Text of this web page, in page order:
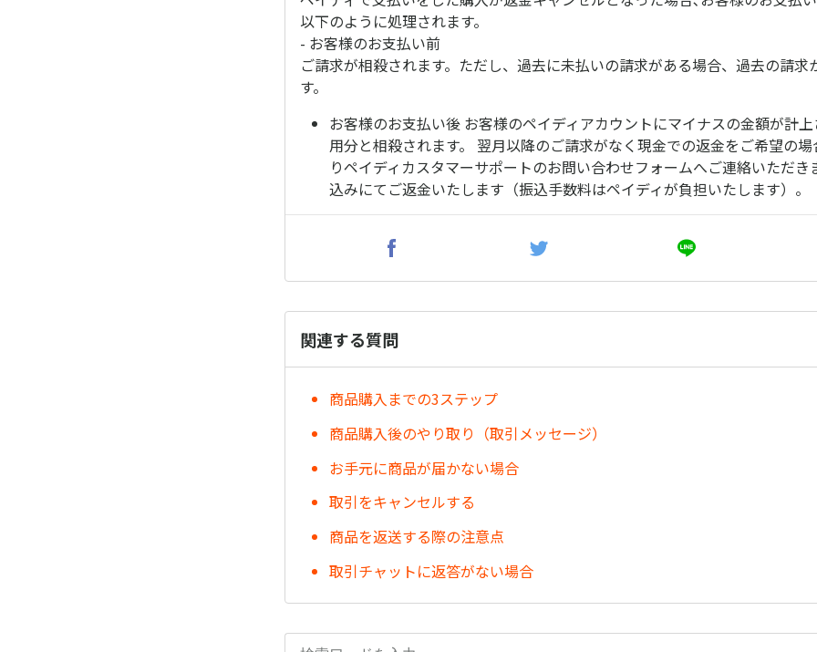
以下のように処理されます。
- お客様のお支払い前
ご請求が相殺されます。ただし、過去に未払いの請求がある場合、過去の請求
す。
お客様のお支払い後 お客様のペイディアカウントにマイナスの金額が計
用分と相殺されます。 翌月以降のご請求がなく現金での返金をご希望の
りペイディカスタマーサポートのお問い合わせフォームへご連絡いただき
込みにてご返金いたします（振込手数料はペイディが負担いたします）。
関連する質問
商品購入までの3ステップ
商品購入後のやり取り（取引メッセージ）
お手元に商品が届かない場合
取引をキャンセルする
商品を返送する際の注意点
取引チャットに返答がない場合